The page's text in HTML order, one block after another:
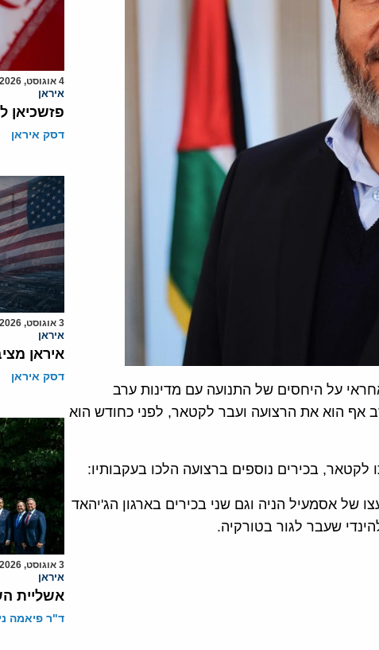
על היחסים של התנועה עם מדינות ערב
הוא את הרצועה ועבר לקטאר, לפני כחודש הוא
בכירים נוספים ברצועה הלכו בעקבותיו:
של אסמעיל הניה וגם שני בכירים בארגון הג'יהאד
שעבר לגור בטורקיה.
4 אוגוסט, 2026
איראן
פזשכיאן
דסק איראן
3 אוגוסט, 2026
איראן
איראן
דסק איראן
3 אוגוסט, 2026
איראן
אשליית
ד"ר פיאמה